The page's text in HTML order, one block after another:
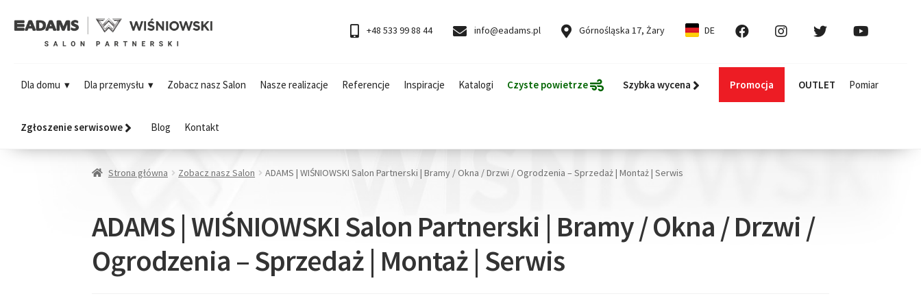
+48 533 99 88 44 info@eadams.pl Górnośląska 17, Żary DE
Dla domu Dla przemysłu Zobacz nasz Salon Nasze realizacje Referencje Inspiracje Katalogi Czyste powietrze Szybka wycena Promocja OUTLET Pomiar
Zgłoszenie serwisowe Blog Kontakt
Strona główna Zobacz nasz Salon ADAMS | WIŚNIOWSKI Salon Partnerski | Bramy / Okna / Drzwi / Ogrodzenia – Sprzedaż | Montaż | Serwis
ADAMS | WIŚNIOWSKI Salon Partnerski | Bramy / Okna / Drzwi /
Ogrodzenia – Sprzedaż | Montaż | Serwis